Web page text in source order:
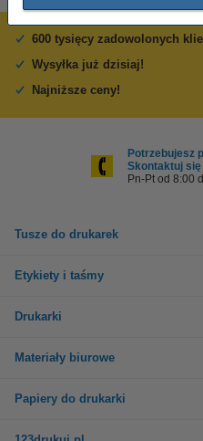
600 tysięcy zadowolonych
Wysyłka już dzisiaj!
Najniższe ceny!
Potrzebujesz
Skontaktuj się
Pn-Pt od 8:00
Tusze do drukarek
Etykiety i taśmy
Drukarki
Materiały biurowe
Papiery do drukarki